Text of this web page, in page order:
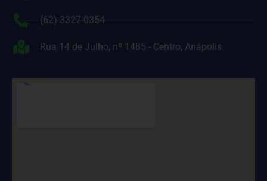
(62) 3327-0354
Rua 14 de Julho, nº 1485 - Centro, Anápolis